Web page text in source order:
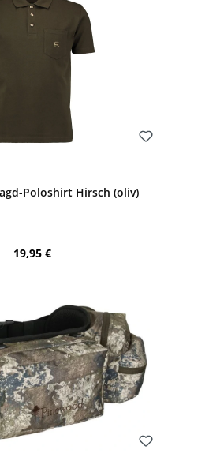
Poloshirt Hirsch (oliv)
Regulärer Preis:
19,95 €